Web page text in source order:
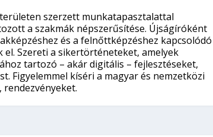
szerzett munkatapasztalattal
a szakmák népszerűsítése. Újságíróként
és a felnőttképzéshez kapcsolódó
Szereti a sikertörténeteket, amelyek
tartozó – akár digitális – fejlesztéseket,
Figyelemmel kíséri a magyar és nemzetközi